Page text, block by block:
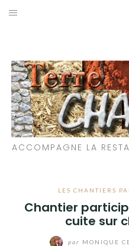
Aller
ACCOMPAGNE LA
LES CHANTIERS
Chantier
cuite sur
par MONIQUE
PARTICIPATIFS
CHANTIERS RÉALISÉS
QUE PROPOSONS-NOUS ?